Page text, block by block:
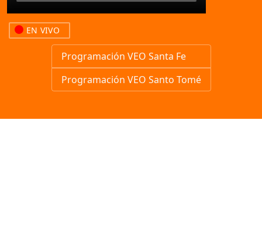
EN VIVO
Programación VEO Santa Fe
Programación VEO Santo Tomé